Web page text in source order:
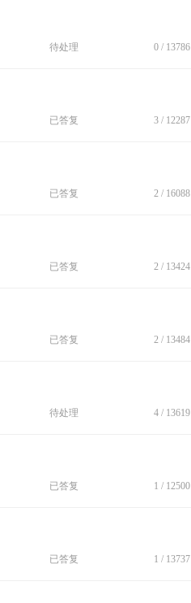
待处理 0 / 13786
已答复 3 / 12287
已答复 2 / 16088
已答复 2 / 13424
已答复 2 / 13484
待处理 4 / 13619
已答复 1 / 12500
已答复 1 / 13737